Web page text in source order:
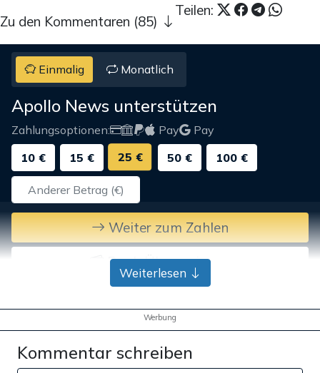
Teilen:
Zu den Kommentaren (85)
Einmalig Monatlich
Apollo News unterstützen
Zahlungsoptionen: Pay
Pay
10 €
15 € 25 € 50 € 100 €
Weiter zum Zahlen
Bank-Überweisung
Weiterlesen
Werbung
Kommentar schreiben